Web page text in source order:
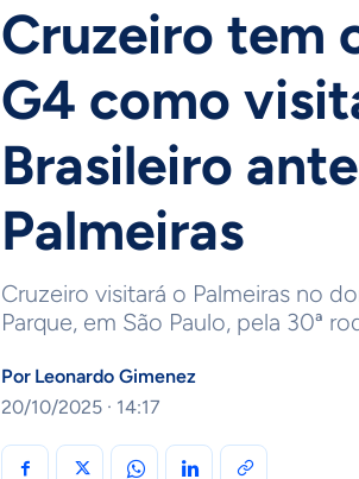
Cruzeiro tem
G4 como
Brasileiro
Palmeiras
Cruzeiro visitará o Palmeiras no
Parque, em São Paulo, pela 30ª
Por Leonardo Gimenez
20/10/2025 · 14:17